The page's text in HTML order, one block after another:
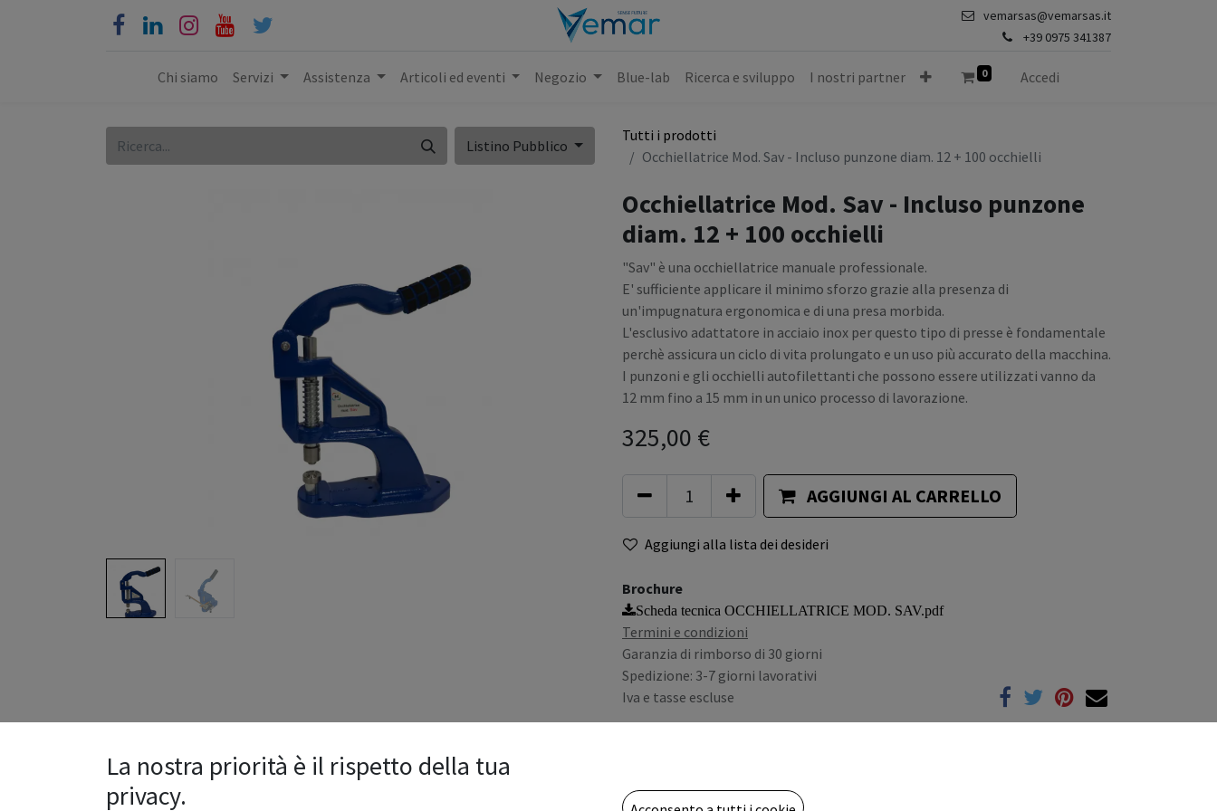
vemarsas@vemarsas.it
+39 0975 341387
Chi siamo Servizi Assistenza Articoli ed eventi Negozio Blue-lab Ricerca e sviluppo I nostri partner 0 Accedi
Listino Pubblico
Tutti i prodotti
Occhiellatrice Mod. Sav - Incluso punzone diam. 12 + 100 occhielli
Occhiellatrice Mod. Sav - Incluso punzone
diam. 12 + 100 occhielli
"Sav" è una occhiellatrice manuale professionale.
E' sufficiente applicare il minimo sforzo grazie alla presenza di
un'impugnatura ergonomica e di una presa morbida.
L'esclusivo adattatore in acciaio inox per questo tipo di presse è fondamentale
perchè assicura un ciclo di vita prolungato e un uso più accurato della macchina.
I punzoni e gli occhielli autofilettanti che possono essere utilizzati vanno da
12 mm fino a 15 mm in un unico processo di lavorazione.
325,00 €
AGGIUNGI AL CARRELLO
Aggiungi alla lista dei desideri
Brochure
Scheda tecnica OCCHIELLATRICE MOD. SAV.pdf
Termini e condizioni
Garanzia di rimborso di 30 giorni
Spedizione: 3-7 giorni lavorativi
Iva e tasse escluse
La nostra priorità è il rispetto della tua
privacy.